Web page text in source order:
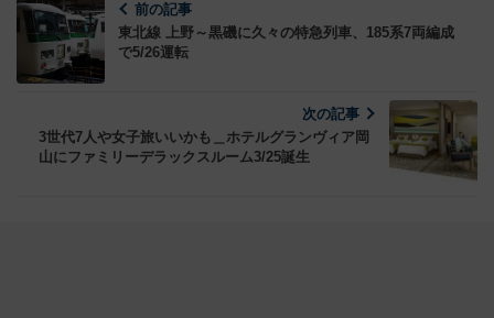
前の記事
東北線 上野～黒磯に久々の特急列車、185系7両編成
で5/26運転
次の記事
3世代7人や女子旅いいかも＿ホテルグランヴィア岡
山にファミリーデラックスルーム3/25誕生